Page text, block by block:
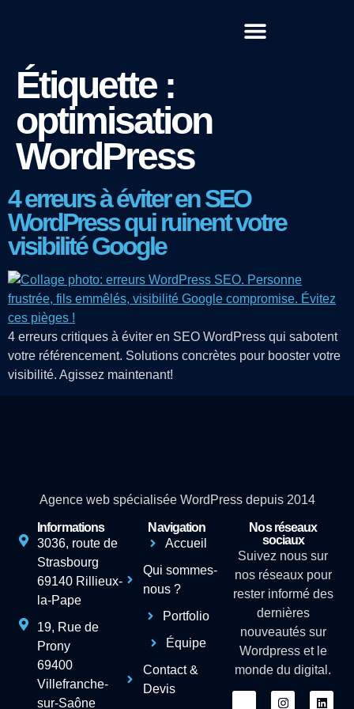
Étiquette :
optimisation
WordPress
4 erreurs à éviter en SEO
WordPress qui ruinent votre
visibilité Google
4 erreurs critiques à éviter en SEO WordPress qui sabotent
votre référencement. Solutions concrètes pour booster votre
visibilité. Agissez maintenant!
Agence web spécialisée WordPress depuis 2014
Informations
3036, route de
Strasbourg
69140 Rillieux-
la-Pape
19, Rue de
Prony
69400
Villefranche-
sur-Saône
Navigation
Accueil
Qui sommes-
nous ?
Portfolio
Équipe
Contact &
Devis
Nos réseaux
sociaux
Suivez nous sur
nos réseaux pour
rester informé des
dernières
nouveautés sur
Wordpress et le
monde du digital.